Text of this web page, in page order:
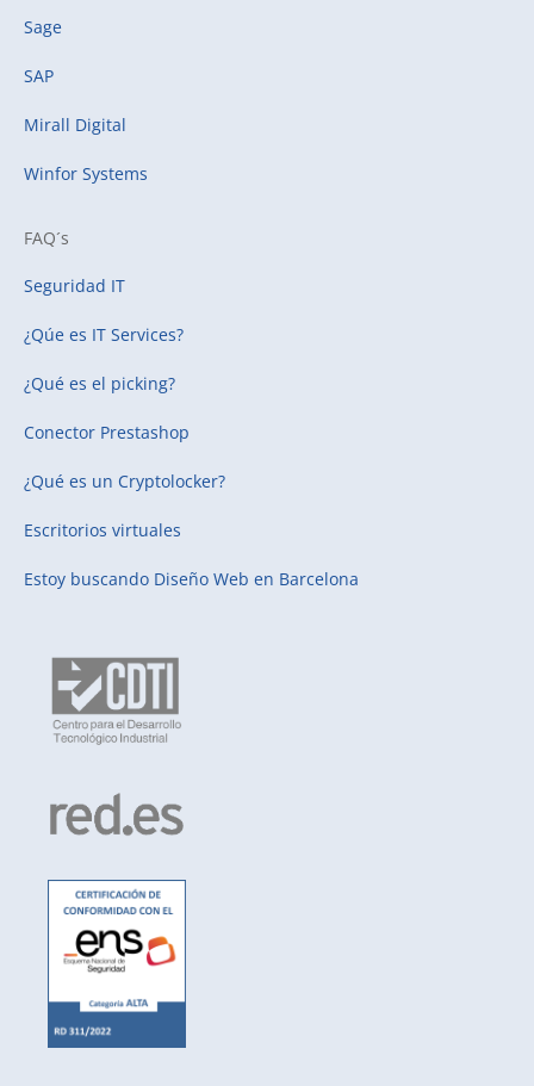
Sage
SAP
Mirall Digital
Winfor Systems
FAQ´s
Seguridad IT
¿Qúe es IT Services?
¿Qué es el picking?
Conector Prestashop
¿Qué es un Cryptolocker?
Escritorios virtuales
Estoy buscando Diseño Web en Barcelona